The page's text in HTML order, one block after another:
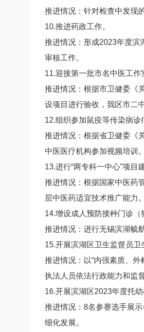
推进情况：针对检查中发现
10.推进药政工作。
推进情况：形成2023年度滨
审核工作。
11.迎接第一批市名中医工作
推进情况：根据市卫健委《
设项目进行验收，我区市二
12.组织参加鼠疫等传染病诊
推进情况：根据省卫健委《
中医医疗机构参加视频培训。
13.进行“两专科一中心”项目
推进情况：根据国家中医药
层中医药适宜技术推广能力
14.增设成人预防接种门诊（
推进情况：进行无锡滨湖毓
15.开展滨湖区卫生监督员卫
推进情况：以“内强素质、
执法人员依法行政能力和监
16.开展滨湖区2023年度托
推进情况：8名参赛选手展
细化发展。